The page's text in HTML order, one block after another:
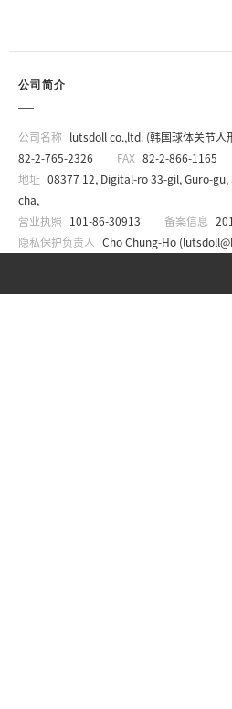
公司简介
公司名称 lutsdoll co.,ltd. (韩国球体关节人
82-2-765-2326
FAX 82-2-866-1165
地址 08377 12, Digital-ro 33-gil, Guro-
cha,
营业执照 101-86-30913 备案信息
隐私保护负责人 Cho Chung-Ho (